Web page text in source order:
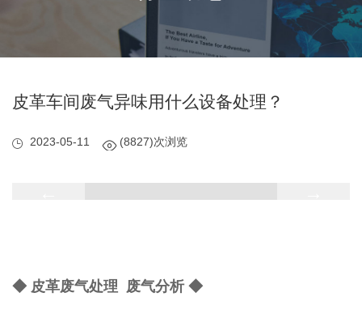
皮革车间废气异味用什么设备处理？
2023-05-11 (8827)次浏览
◆ 皮革废气处理 废气分析 ◆